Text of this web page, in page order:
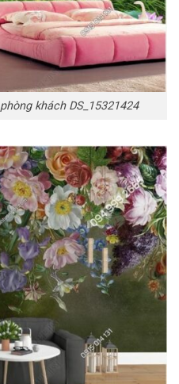
khách DS_15321424